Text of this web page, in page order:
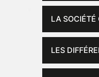
LA SOCIÉTÉ
LES